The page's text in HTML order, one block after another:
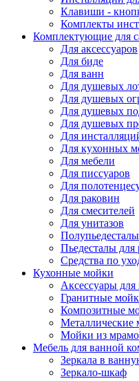
Клавиши -
Комплекты
Комплектующие для
Для аксессуаров
Для биде
Для ванн
Для душевых
Для душевых
Для душевых
Для душевых
Для
Для кухонных
Для мебели
Для писсуаров
Для
Для раковин
Для смесителей
Для унитазов
Пьедесталы для
Средства по
Кухонные мойки
Аксессуары для
Гранитные
Композитные
Металлические
Мойки из
Мебель для ванной
Зеркала в
Зеркало-шкаф